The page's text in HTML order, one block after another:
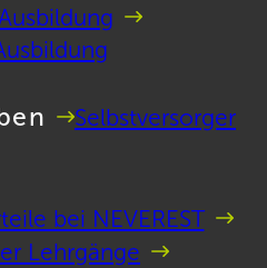
Selbstversorger
bei NEVEREST
Lehrgänge